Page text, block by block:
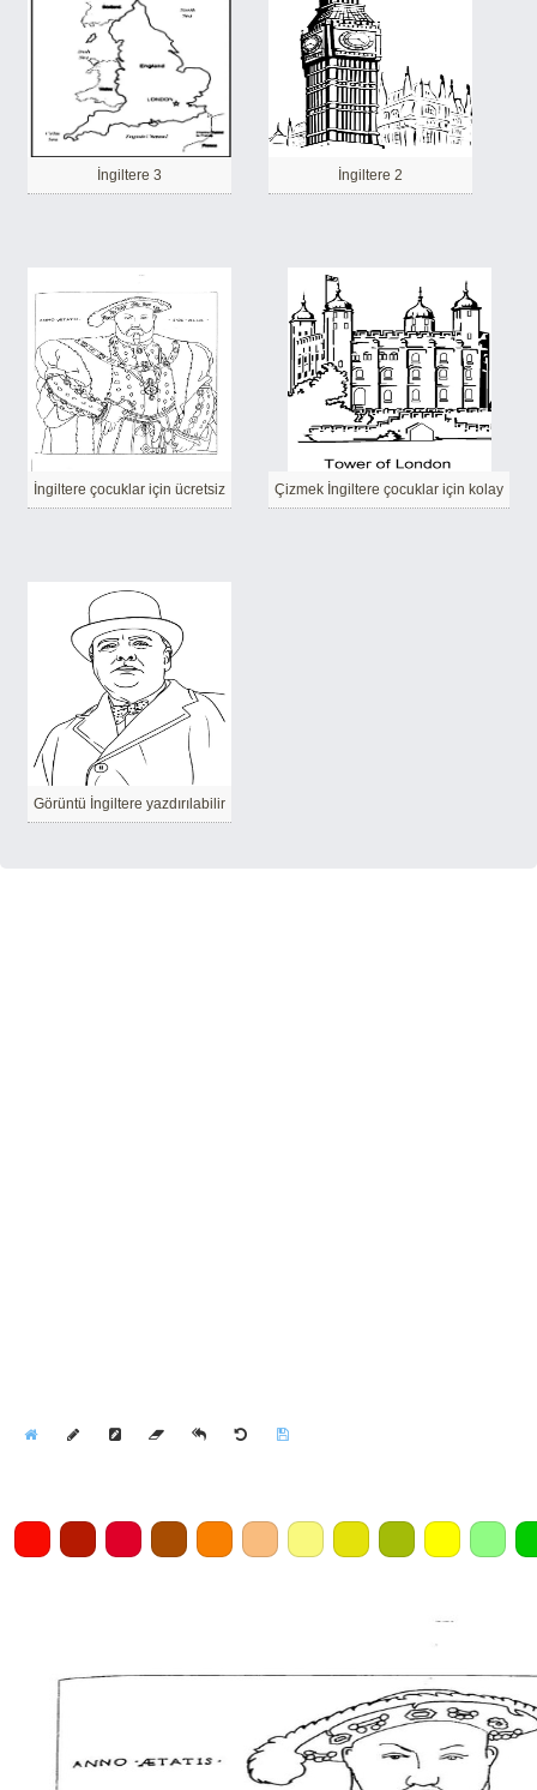
İngiltere 3 İngiltere 2
İngiltere çocuklar için ücretsiz Çizmek İngiltere çocuklar için kolay
Görüntü İngiltere yazdırılabilir